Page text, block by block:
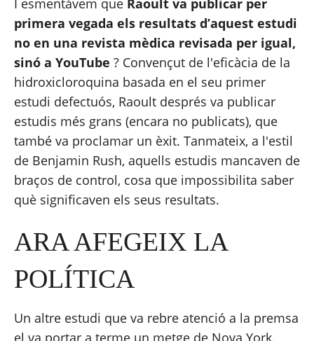
I esmentàvem que Raoult va publicar per
primera vegada els resultats d’aquest estudi
no en una revista mèdica revisada per igual,
sinó a YouTube ? Convençut de l'eficàcia de la
hidroxicloroquina basada en el seu primer
estudi defectuós, Raoult després va publicar
estudis més grans (encara no publicats), que
també va proclamar un èxit. Tanmateix, a l'estil
de Benjamin Rush, aquells estudis mancaven de
braços de control, cosa que impossibilita saber
què significaven els seus resultats.
ARA AFEGEIX LA
POLÍTICA
Un altre estudi que va rebre atenció a la premsa